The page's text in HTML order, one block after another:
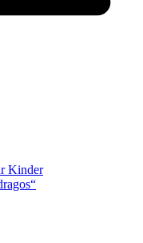
Kinder